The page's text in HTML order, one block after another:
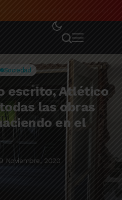
Sociedad
escrito, Atlético
las obras
en el
9 Noviembre, 2020